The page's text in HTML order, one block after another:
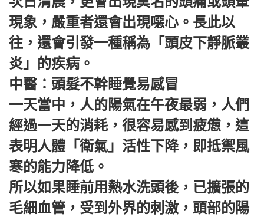
現象，嚴重者還會出現噁心。長此以
往，還會引發一種稱為「頭皮下靜脈叢
炎」的疾病。
中醫：頭髮不幹睡覺易感冒
一天當中，人的陽氣在午夜最弱，人們
經過一天的消耗，很容易感到疲憊，這
表明人體「衛氣」活性下降，即抵禦風
寒的能力降低。
所以如果睡前用熱水洗頭後，已擴張的
毛細血管，受到外界的刺激，頭部的陽